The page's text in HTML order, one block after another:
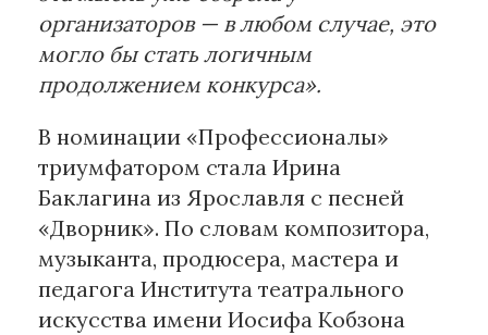
организаторов — в любом случае, это
могло бы стать логичным
продолжением конкурса».
В номинации «Профессионалы»
триумфатором стала Ирина
Баклагина из Ярославля с песней
«Дворник». По словам композитора,
музыканта, продюсера, мастера и
педагога Института театрального
искусства имени Иосифа Кобзона